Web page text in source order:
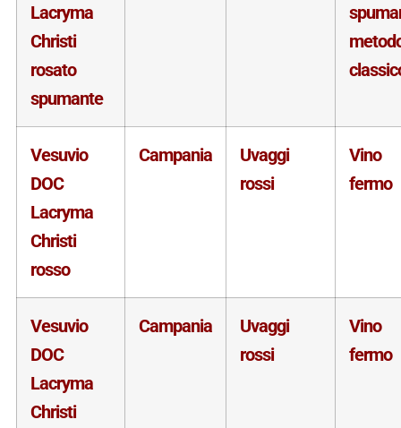
Lacryma
Christi
rosato
spumante
Vesuvio
DOC
Lacryma
Christi
rosso
Campania
Uvaggi
rossi
Vino
fermo
Vesuvio
DOC
Lacryma
Christi
Campania
Uvaggi
rossi
Vino
fermo